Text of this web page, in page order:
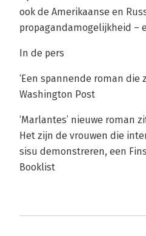
ook de Amerikaanse en
propagandamogelijkheid –
In de pers
‘Een spannende roman die
Washington Post
‘Marlantes’ nieuwe roman
Het zijn de vrouwen die
sisu demonstreren, een
Booklist